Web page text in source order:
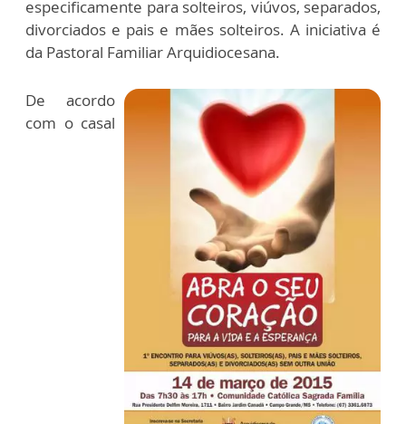
especificamente para solteiros, viúvos, separados,
divorciados e pais e mães solteiros. A iniciativa é
da Pastoral Familiar Arquidiocesana.
De acordo
com o casal